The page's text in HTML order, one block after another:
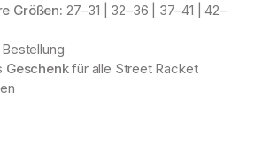
Größen: 27–31 | 32–36 | 37–41 | 42–
Geschenkfür alle Street Racket